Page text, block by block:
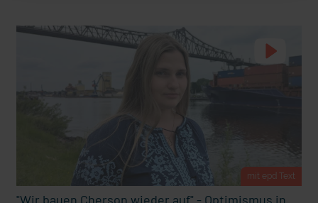
Nachhaltige Geldanlage: Rendite mit gutem Gewissen?
mit epd Text
"Wir bauen Cherson wieder auf" - Optimismus in